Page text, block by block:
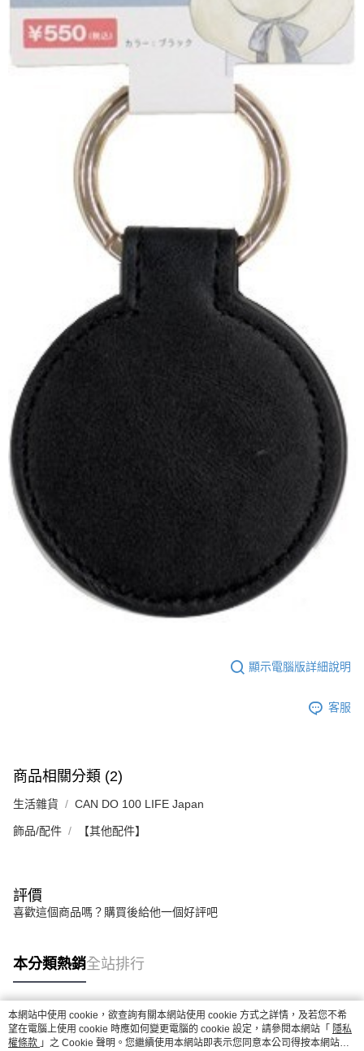
顯示電腦版詳細說明
客服
商品相關分類 (2)
生活雜貨 CAN DO 100 LIFE Japan
飾品/配件 【其他配件】
評價
喜歡這個商品嗎？購買後給他一個好評吧
本分類熱銷全站排行
熱門標籤
本網站中使用 cookie，欲查詢有關本網站使用 cookie 方式之詳情，及若您不希
望在電腦上使用 cookie 時應如何變更電腦的 cookie 設定，請參閱本網站「 隱私
權條款 」之 Cookie 聲明。您繼續使用本網站即表示您同意本公司得按本網站使